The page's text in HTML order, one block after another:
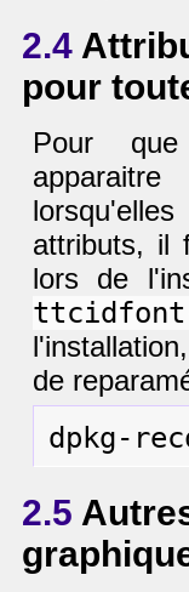
2.4
pour
Pour
attributs, il
lors de
de
2.5